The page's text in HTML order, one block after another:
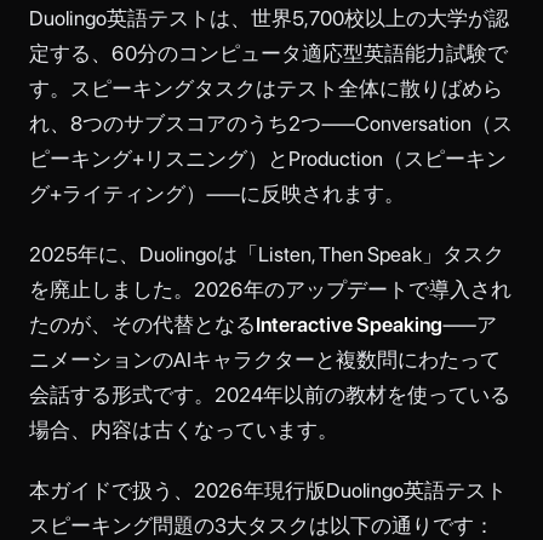
Duolingo英語テストは、世界5,700校以上の大学が認
定する、60分のコンピュータ適応型英語能力試験で
す。スピーキングタスクはテスト全体に散りばめら
れ、8つのサブスコアのうち2つ——Conversation（ス
ピーキング+リスニング）とProduction（スピーキン
グ+ライティング）——に反映されます。
2025年に、Duolingoは「Listen, Then Speak」タスク
を廃止しました。2026年のアップデートで導入され
たのが、その代替となるInteractive Speaking——ア
ニメーションのAIキャラクターと複数問にわたって
会話する形式です。2024年以前の教材を使っている
場合、内容は古くなっています。
本ガイドで扱う、2026年現行版Duolingo英語テスト
スピーキング問題の3大タスクは以下の通りです：